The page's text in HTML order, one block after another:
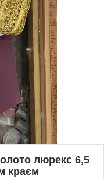
люрекс 6,5
краєм